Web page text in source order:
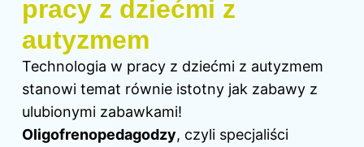
pracy z dziećmi z
autyzmem
Technologia w pracy z dziećmi z autyzmem
stanowi temat równie istotny jak zabawy z
ulubionymi zabawkami!
Oligofrenopedagodzy, czyli specjaliści